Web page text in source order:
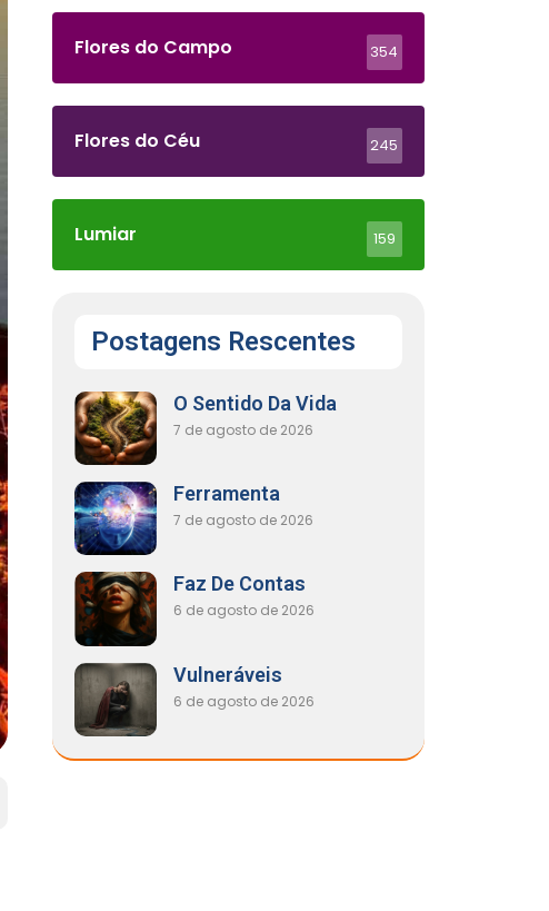
Flores do Campo 354
Flores do Céu 245
Lumiar 159
Postagens Rescentes
O Sentido Da Vida
7 de agosto de 2026
Ferramenta
7 de agosto de 2026
Faz De Contas
6 de agosto de 2026
Vulneráveis
6 de agosto de 2026